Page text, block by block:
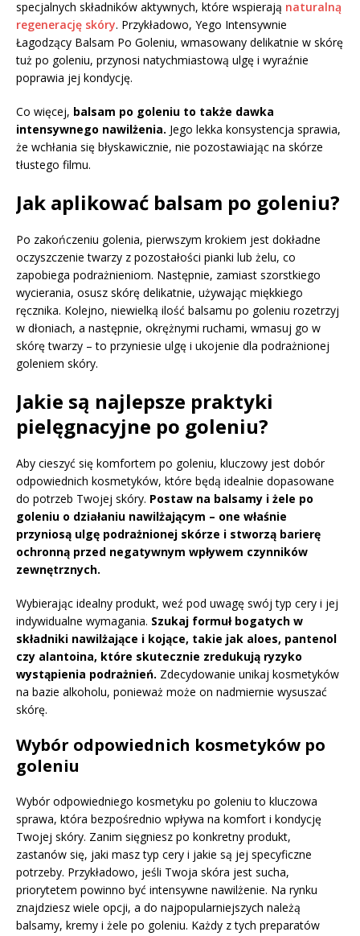
specjalnych składników aktywnych, które wspierają naturalną
regenerację skóry. Przykładowo, Yego Intensywnie
Łagodzący Balsam Po Goleniu, wmasowany delikatnie w skórę
tuż po goleniu, przynosi natychmiastową ulgę i wyraźnie
poprawia jej kondycję.
Co więcej, balsam po goleniu to także dawka
intensywnego nawilżenia. Jego lekka konsystencja sprawia,
że wchłania się błyskawicznie, nie pozostawiając na skórze
tłustego filmu.
Jak aplikować balsam po goleniu?
Po zakończeniu golenia, pierwszym krokiem jest dokładne
oczyszczenie twarzy z pozostałości pianki lub żelu, co
zapobiega podrażnieniom. Następnie, zamiast szorstkiego
wycierania, osusz skórę delikatnie, używając miękkiego
ręcznika. Kolejno, niewielką ilość balsamu po goleniu rozetrzyj
w dłoniach, a następnie, okrężnymi ruchami, wmasuj go w
skórę twarzy – to przyniesie ulgę i ukojenie dla podrażnionej
goleniem skóry.
Jakie są najlepsze praktyki
pielęgnacyjne po goleniu?
Aby cieszyć się komfortem po goleniu, kluczowy jest dobór
odpowiednich kosmetyków, które będą idealnie dopasowane
do potrzeb Twojej skóry. Postaw na balsamy i żele po
goleniu o działaniu nawilżającym – one właśnie
przyniosą ulgę podrażnionej skórze i stworzą barierę
ochronną przed negatywnym wpływem czynników
zewnętrznych.
Wybierając idealny produkt, weź pod uwagę swój typ cery i jej
indywidualne wymagania. Szukaj formuł bogatych w
składniki nawilżające i kojące, takie jak aloes, pantenol
czy alantoina, które skutecznie zredukują ryzyko
wystąpienia podrażnień. Zdecydowanie unikaj kosmetyków
na bazie alkoholu, ponieważ może on nadmiernie wysuszać
skórę.
Wybór odpowiednich kosmetyków po
goleniu
Wybór odpowiedniego kosmetyku po goleniu to kluczowa
sprawa, która bezpośrednio wpływa na komfort i kondycję
Twojej skóry. Zanim sięgniesz po konkretny produkt,
zastanów się, jaki masz typ cery i jakie są jej specyficzne
potrzeby. Przykładowo, jeśli Twoja skóra jest sucha,
priorytetem powinno być intensywne nawilżenie. Na rynku
znajdziesz wiele opcji, a do najpopularniejszych należą
balsamy, kremy i żele po goleniu. Każdy z tych preparatów